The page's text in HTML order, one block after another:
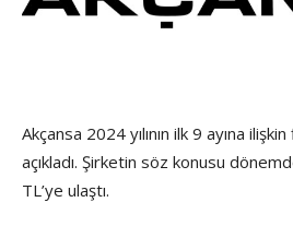
Akçansa 2024 yılının ilk 9 ayına
açıkladı. Şirketin söz konusu
TL’ye ulaştı.